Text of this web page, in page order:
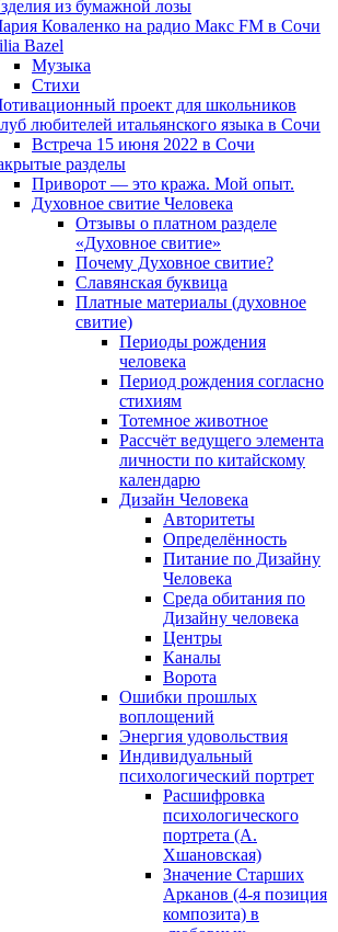
из бумажной лозы
Коваленко на радио Maкс FM в Сочи
Bazel
Музыка
Cтихи
проект для школьников
любителей итальянского языка в Сочи
Встреча 15 июня 2022 в Сочи
разделы
Приворот — это кража. Мой опыт.
Духовное свитие Человека
Отзывы о платном разделе
«Духовное свитие»
Почему Духовное свитие?
Славянская буквица
Платные материалы (духовное
свитие)
Периоды рождения
человека
Период рождения согласно
стихиям
Тотемное животное
Рассчёт ведущего элемента
личности по китайскому
календарю
Дизайн Человека
Авторитеты
Определённость
Питание по Дизайну
Человека
Среда обитания по
Дизайну человека
Центры
Каналы
Ворота
Ошибки прошлых
воплощений
Энергия удовольствия
Индивидуальный
психологический портрет
Расшифровка
психологического
портрета (А.
Хшановская)
Значение Старших
Арканов (4-я позиция
композита) в